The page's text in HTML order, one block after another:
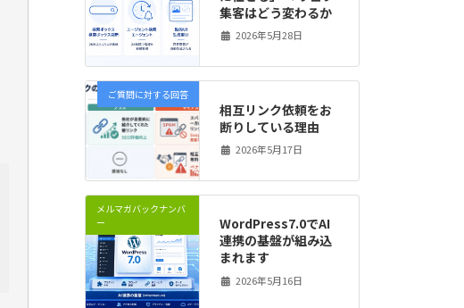
集客はどう変わるか
2026年5月28日
ご質問に対する回答
相互リンク依頼をお
断りしている理由
2026年5月17日
メルマガバックナンバ
ー
WordPress7.0でAI
連携の基盤が組み込
まれます
2026年5月16日